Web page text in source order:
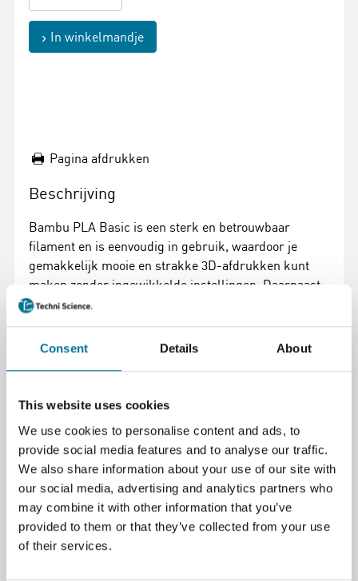
Consent Details About
This website uses cookies
We use cookies to personalise content and ads, to
provide social media features and to analyse our traffic.
We also share information about your use of our site with
our social media, advertising and analytics partners who
may combine it with other information that you’ve
provided to them or that they’ve collected from your use
of their services.
In winkelmandje
Pagina afdrukken
Beschrijving
Bambu PLA Basic is een sterk en betrouwbaar
filament en is eenvoudig in gebruik, waardoor je
gemakkelijk mooie en strakke 3D-afdrukken kunt
maken zonder ingewikkelde instellingen. Daarnaast
zijn de belangrijkste instellingen voor het printen zijn
al opgeslagen in een kleine RFID-chip op het
filament. Deze chip wordt automatisch gelezen door
instellingen te hoeven aanpassen.
Met deze voordelige navulverpakking produceer je
veel minder afval en print je goedkoper.
Levering omvat:
Filament zonder spoel (navulverpakking)
Te gebruiken in combinatie met de Bambu Lab spoel.